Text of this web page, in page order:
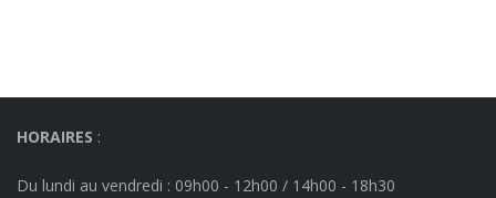
HORAIRES :
Du lundi au vendredi : 09h00 - 12h00 / 14h00 - 18h30